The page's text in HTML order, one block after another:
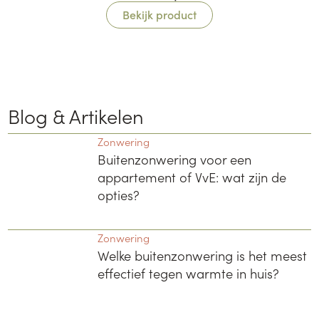
Bekijk product
Blog & Artikelen
Zonwering
Buitenzonwering voor een
appartement of VvE: wat zijn de
opties?
Zonwering
Welke buitenzonwering is het meest
effectief tegen warmte in huis?